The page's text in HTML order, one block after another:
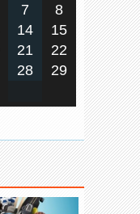
7
8
14
15
21
22
28
29